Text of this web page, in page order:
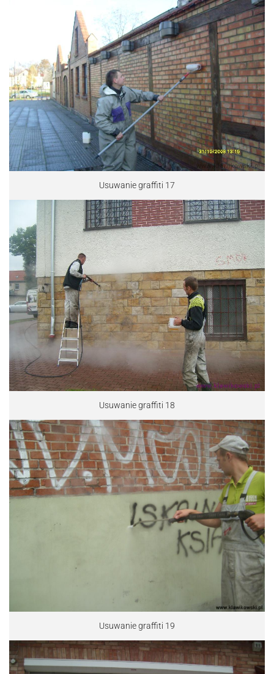
Usuwanie graffiti 17
Usuwanie graffiti 18
Usuwanie graffiti 19